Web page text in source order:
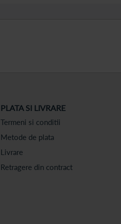
PLATA SI LIVRARE
Termeni si conditii
Metode de plata
Livrare
Retragere din contract